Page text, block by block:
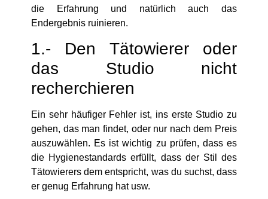
die Erfahrung und natürlich auch das
Endergebnis ruinieren.
1.- Den Tätowierer oder
das Studio nicht
recherchieren
Ein sehr häufiger Fehler ist, ins erste Studio zu
gehen, das man findet, oder nur nach dem Preis
auszuwählen. Es ist wichtig zu prüfen, dass es
die Hygienestandards erfüllt, dass der Stil des
Tätowierers dem entspricht, was du suchst, dass
er genug Erfahrung hat usw.